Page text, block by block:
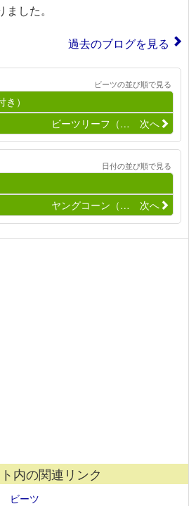
した。
過去のブログを見る
ビーツの並び順で見る
）
ビーツリーフ（… 次へ
日付の並び順で見る
ヤングコーン（… 次へ
内の関連リンク
ビーツ